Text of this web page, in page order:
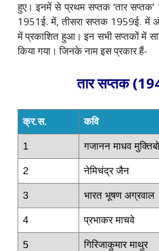
हुए। इनमें से प्रथम सप्तक ‘तार
1951ई. में, तीसरा सप्तक 1959ई. में
में प्रकाशित हुआ। इन सभी सप्तकों में
किया गया। जिनके नाम इस प्रकार हैं-
तार सप्तक
क्र.स. कवि
1 गजानन माधव
2 नेमिचंद्र जैन
3 भारत भूषण अग्रवाल
4 प्रभाकर माचवे
5 गिरिजाकुमार माथुर